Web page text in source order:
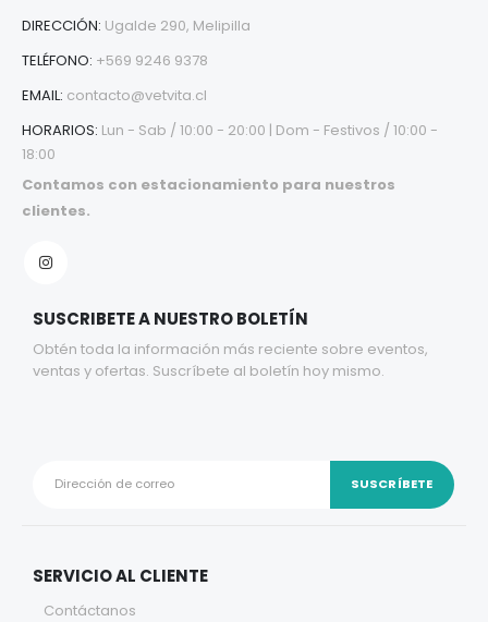
DIRECCIÓN: Ugalde 290, Melipilla
TELÉFONO: +569 9246 9378
EMAIL: contacto@vetvita.cl
HORARIOS: Lun - Sab / 10:00 - 20:00 | Dom - Festivos / 10:00 -
18:00
Contamos con estacionamiento para nuestros
clientes.
SUSCRIBETE A NUESTRO BOLETÍN
Obtén toda la información más reciente sobre eventos,
ventas y ofertas. Suscríbete al boletín hoy mismo.
SERVICIO AL CLIENTE
Contáctanos